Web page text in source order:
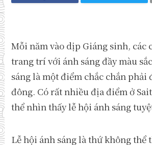
Mỗi năm vào dịp Giáng sinh, các
trang trí với ánh sáng đầy màu
sáng là một điểm chắc chắn phải
đông. Có rất nhiều địa điểm ở
thể nhìn thấy lễ hội ánh sáng
Lễ hội ánh sáng là thứ không thể